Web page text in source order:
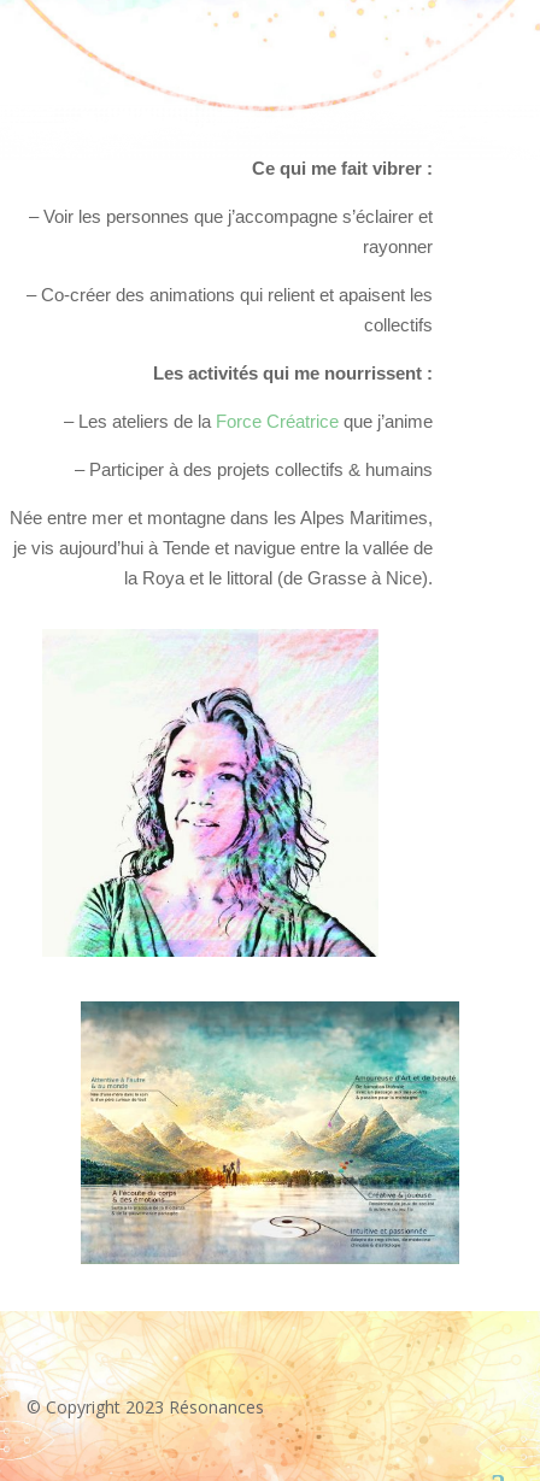
Ce qui me fait vibrer :
– Voir les personnes que j’accompagne s’éclairer et
rayonner
– Co-créer des animations qui relient et apaisent les
collectifs
Les activités qui me nourrissent :
– Les ateliers de la Force Créatrice que j’anime
– Participer à des projets collectifs & humains
Née entre mer et montagne dans les Alpes Maritimes,
je vis aujourd’hui à Tende et navigue entre la vallée de
la Roya et le littoral (de Grasse à Nice).
© Copyright 2023 Résonances